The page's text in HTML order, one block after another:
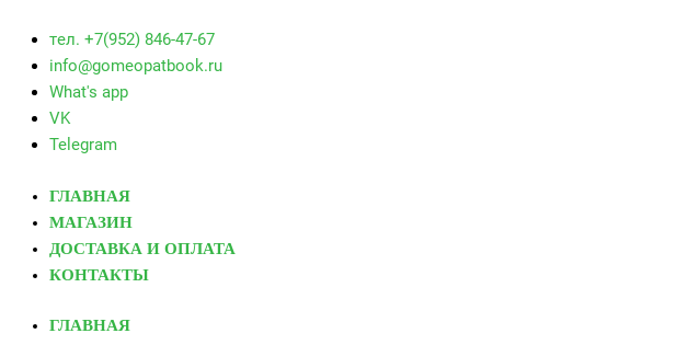
тел. +7(952) 846-47-67
info@gomeopatbook.ru
What's app
VK
Telegram
ГЛАВНАЯ
МАГАЗИН
ДОСТАВКА И ОПЛАТА
КОНТАКТЫ
ГЛАВНАЯ